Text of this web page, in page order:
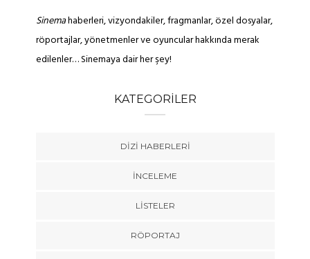
Sinemahaberleri, vizyondakiler, fragmanlar, özel dosyalar,
röportajlar, yönetmenler ve oyuncular hakkında merak
edilenler… Sinemaya dair her şey!
KATEGORILER
DIZI HABERLERI
İNCELEME
LISTELER
RÖPORTAJ